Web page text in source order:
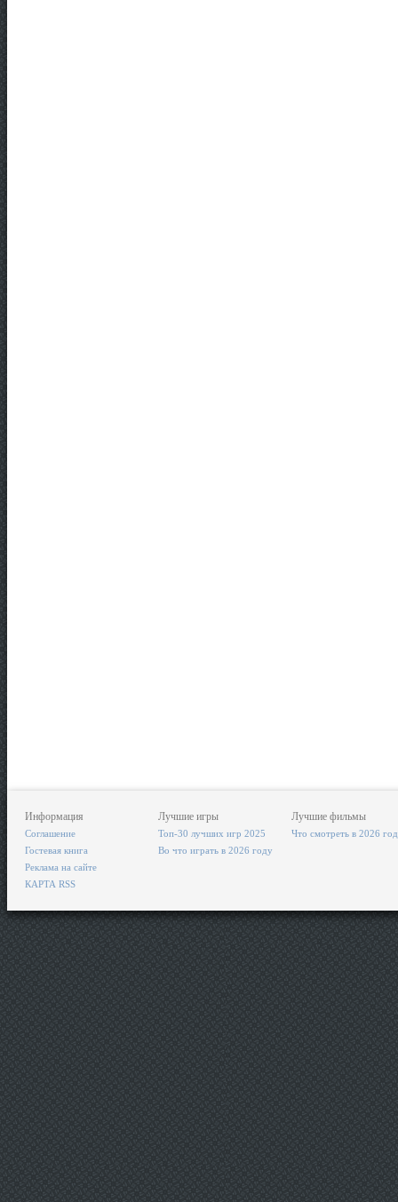
Информация
Соглашение
Гостевая книга
Реклама на сайте
КАРТА RSS
Лучшие игры
Топ-30 лучших игр 2025
Во что играть в 2026 году
Лучшие фильмы
Что смотреть в 2026